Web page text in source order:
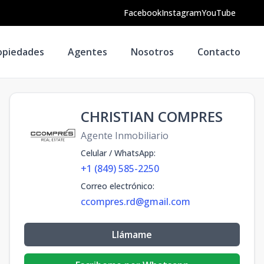
FacebookInstagramYouTube
Agentes Nosotros Contacto
CHRISTIAN COMPRES
Agente Inmobiliario
Celular / WhatsApp:
+1 (849) 585-2250
Correo electrónico:
ccompres.rd@gmail.com
Llámame